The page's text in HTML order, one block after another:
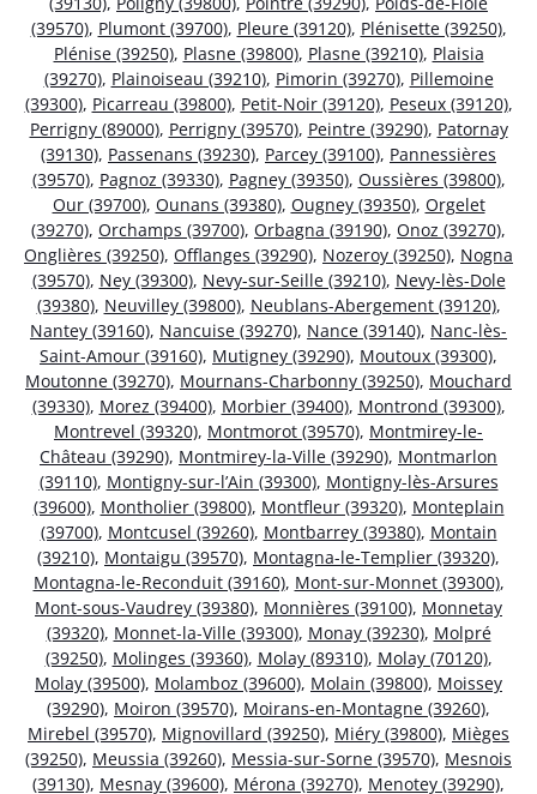
(39570), Plumont (39700), Pleure (39120), Plénisette (39250),
Plénise (39250), Plasne (39800), Plasne (39210), Plaisia
(39270), Plainoiseau (39210), Pimorin (39270), Pillemoine
(39300), Picarreau (39800), Petit-Noir (39120), Peseux (39120),
Perrigny (89000), Perrigny (39570), Peintre (39290), Patornay
(39130), Passenans (39230), Parcey (39100), Pannessières
(39570), Pagnoz (39330), Pagney (39350), Oussières (39800),
Our (39700), Ounans (39380), Ougney (39350), Orgelet
(39270), Orchamps (39700), Orbagna (39190), Onoz (39270),
Onglières (39250), Offlanges (39290), Nozeroy (39250), Nogna
(39570), Ney (39300), Nevy-sur-Seille (39210), Nevy-lès-Dole
(39380), Neuvilley (39800), Neublans-Abergement (39120),
Nantey (39160), Nancuise (39270), Nance (39140), Nanc-lès-
Saint-Amour (39160), Mutigney (39290), Moutoux (39300),
Moutonne (39270), Mournans-Charbonny (39250), Mouchard
(39330), Morez (39400), Morbier (39400), Montrond (39300),
Montrevel (39320), Montmorot (39570), Montmirey-le-
Château (39290), Montmirey-la-Ville (39290), Montmarlon
(39110), Montigny-sur-l’Ain (39300), Montigny-lès-Arsures
(39600), Montholier (39800), Montfleur (39320), Monteplain
(39700), Montcusel (39260), Montbarrey (39380), Montain
(39210), Montaigu (39570), Montagna-le-Templier (39320),
Montagna-le-Reconduit (39160), Mont-sur-Monnet (39300),
Mont-sous-Vaudrey (39380), Monnières (39100), Monnetay
(39320), Monnet-la-Ville (39300), Monay (39230), Molpré
(39250), Molinges (39360), Molay (89310), Molay (70120),
Molay (39500), Molamboz (39600), Molain (39800), Moissey
(39290), Moiron (39570), Moirans-en-Montagne (39260),
Mirebel (39570), Mignovillard (39250), Miéry (39800), Mièges
(39250), Meussia (39260), Messia-sur-Sorne (39570), Mesnois
(39130), Mesnay (39600), Mérona (39270), Menotey (39290),